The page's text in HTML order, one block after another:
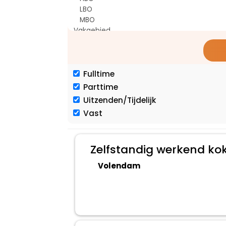
Fulltime
Parttime
Uitzenden/Tijdelijk
Vast
Zelfstandig werkend
Volendam